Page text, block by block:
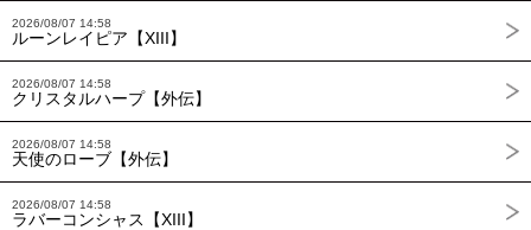
2026/08/07 14:58
ルーンレイピア【XIII】
2026/08/07 14:58
クリスタルハープ【外伝】
2026/08/07 14:58
天使のローブ【外伝】
2026/08/07 14:58
ラバーコンシャス【XIII】